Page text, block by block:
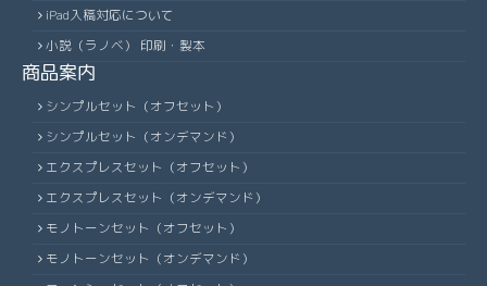
iPad入稿対応について
小説（ラノベ） 印刷・製本
商品案内
シンプルセット（オフセット）
シンプルセット（オンデマンド）
エクスプレスセット（オフセット）
エクスプレスセット（オンデマンド）
モノトーンセット（オフセット）
モノトーンセット（オンデマンド）